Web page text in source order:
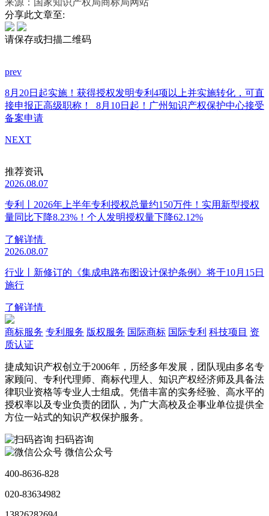
分享此文章至:
请保存或扫描二维码
prev
8月20日起实施！获得授权发明专利4项以上并实施转化，可直
接申报正高级职称！
8月10日起！广州知识产权保护中心接受
备案申请
NEXT
推荐资讯
2026.08.07
专利丨2026年上半年专利授权总量约150万件！实用新型授权
量同比下降8.23%！个人发明授权量下降62.12%
了解详情
2026.08.07
行业丨新修订的《集成电路布图设计保护条例》将于10月15日
施行
了解详情
商标服务 专利服务 版权服务 国际商标 国际专利 科技项目 资
质认证
捷成知识产权创立于2006年，历经多年发展，团队现由多名专
家顾问、专利代理师、商标代理人、知识产权经济师及具备法
律职业资格等专业人士组成。凭借丰富的实务经验、高水平的
授权率以及专业负责的团队，为广大高校及企事业单位提供全
方位一站式的知识产权保护服务。
扫码咨询
微信公众号
400-8636-828
020-83634982